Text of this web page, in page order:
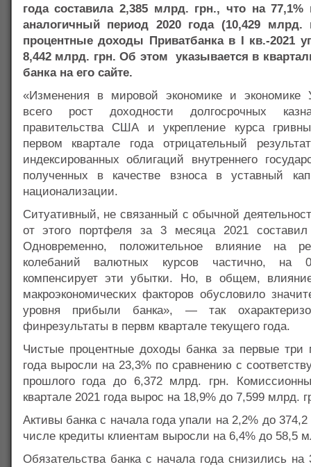
года составила 2,385 млрд. грн., что на
аналогичный период 2020 года (10,429
процентные доходы Приватбанка в I кв.-2021
8,442 млрд. грн. Об этом указывается в
банка на его сайте.
«Изменения в мировой экономике и экономике
всего рост доходности долгосрочных
правительства США и укрепление курса
первом квартале года отрицательный
индексированных облигаций внутреннего
полученных в качестве взноса в уставный
национализации.
Ситуативный, не связанный с обычной
от этого портфеля за 3 месяца 2021
Одновременно, положительное влияние на
колебаний валютных курсов частично, на
компенсирует эти убытки. Но, в общем,
макроэкономических факторов обусловило
уровня прибыли банка», — так
финрезультаты в первм квартале текущего года.
Чистые процентные доходы банка за первые три
года выросли на 23,3% по сравнению с
прошлого года до 6,372 млрд. грн.
квартале 2021 года вырос на 18,9% до 7,599 млрд.
Активы банка с начала года упали на 2,2% до
числе кредиты клиентам выросли на 6,4% до 58,5
Обязательства банка с начала года снизились